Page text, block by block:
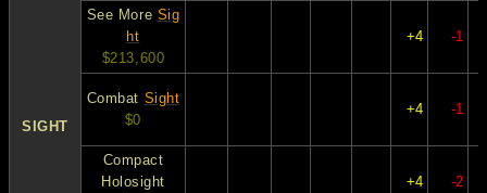
SIGHT
See More Sig
ht
$213,600
+4 -1
Combat Sight
$0
+4 -1
Compact
Holosight
+4 -2